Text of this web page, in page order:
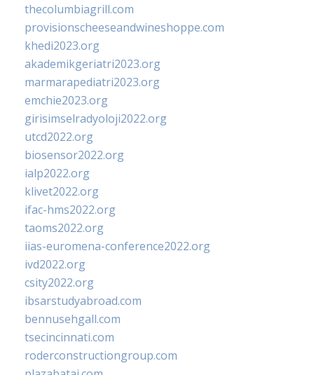
thecolumbiagrill.com
provisionscheeseandwineshoppe.com
khedi2023.org
akademikgeriatri2023.org
marmarapediatri2023.org
emchie2023.org
girisimselradyoloji2022.org
utcd2022.org
biosensor2022.org
ialp2022.org
klivet2022.org
ifac-hms2022.org
taoms2022.org
iias-euromena-conference2022.org
ivd2022.org
csity2022.org
ibsarstudyabroad.com
bennusehgall.com
tsecincinnati.com
roderconstructiongroup.com